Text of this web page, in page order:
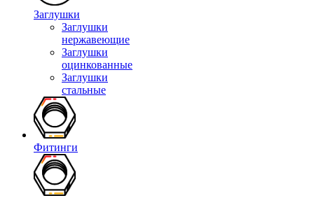
Заглушки
Заглушки
нержавеющие
Заглушки
оцинкованные
Заглушки
стальные
Фитинги